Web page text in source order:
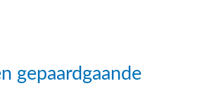
gepaardgaande